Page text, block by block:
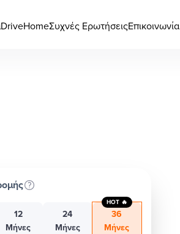
DriveHomeΣυχνές ΕρωτήσειςΕπικοινωνία
12
Μήνες
24
Μήνες
36
Μήνες
HOT 🔥